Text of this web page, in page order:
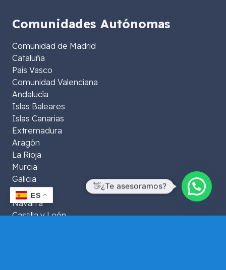
Comunidades Autónomas
Comunidad de Madrid
Cataluña
País Vasco
Comunidad Valenciana
Andalucía
Islas Baleares
Islas Canarias
Extremadura
Aragón
La Rioja
Murcia
Galicia
Asturias
Navarra
Castilla y León
ES
👋¿Te asesoramos?